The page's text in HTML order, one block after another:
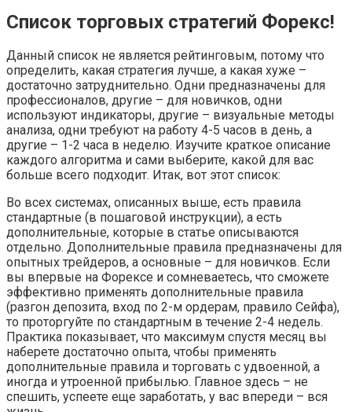
Список торговых стратегий Форекс!
Данный список не является рейтинговым, потому что
определить, какая стратегия лучше, а какая хуже –
достаточно затруднительно. Одни предназначены для
профессионалов, другие – для новичков, одни
используют индикаторы, другие – визуальные методы
анализа, одни требуют на работу 4-5 часов в день, а
другие – 1-2 часа в неделю. Изучите краткое описание
каждого алгоритма и сами выберите, какой для вас
больше всего подходит. Итак, вот этот список:
Во всех системах, описанных выше, есть правила
стандартные (в пошаговой инструкции), а есть
дополнительные, которые в статье описываются
отдельно. Дополнительные правила предназначены для
опытных трейдеров, а основные – для новичков. Если
вы впервые на Форексе и сомневаетесь, что сможете
эффективно применять дополнительные правила
(разгон депозита, вход по 2-м ордерам, правило Сейфа),
то проторгуйте по стандартным в течение 2-4 недель.
Практика показывает, что максимум спустя месяц вы
наберете достаточно опыта, чтобы применять
дополнительные правила и торговать с удвоенной, а
иногда и утроенной прибылью. Главное здесь – не
спешить, успеете еще заработать, у вас впереди – вся